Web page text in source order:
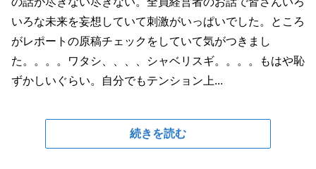
いろな未来を妄想していて刺激がいっぱいでした。ところ
がレポートの原稿チェックをしていて気がつきまし
た。。。。ワタシ、、、、シャベリスギ。。。。もはや恥
ずかしいぐらい。自分でもテンション上...
続きを読む